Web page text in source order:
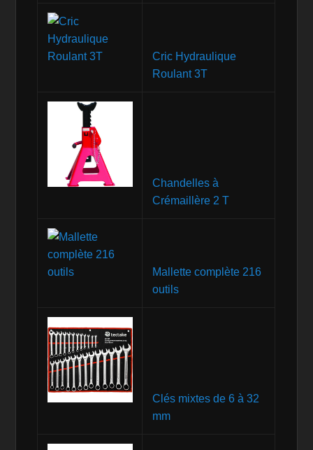
Cric Hydraulique
Roulant 3T
Chandelles à
Crémaillère 2 T
Mallette complète 216
outils
Clés mixtes de 6 à 32
mm